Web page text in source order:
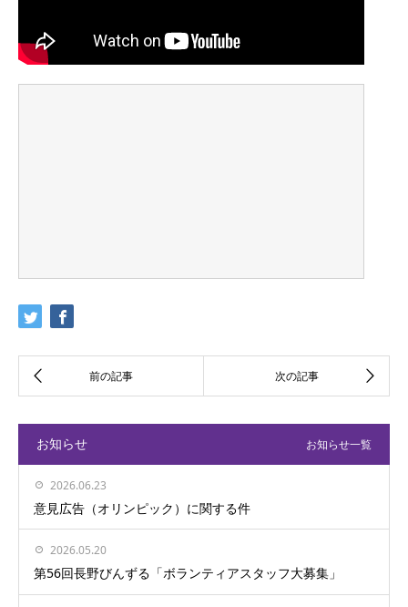
お知らせ お知らせ一覧
2026.06.23
意見広告（オリンピック）に関する件
2026.05.20
第56回長野びんずる「ボランティアスタッフ大募集」